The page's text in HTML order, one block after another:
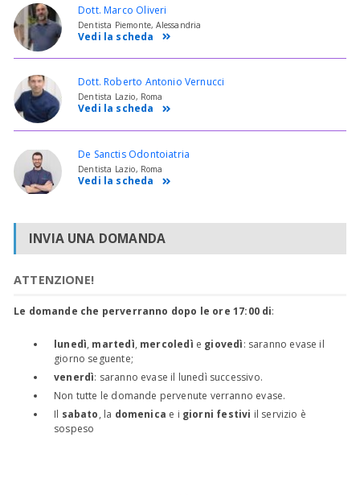
Dott. Marco Oliveri
Dentista Piemonte, Alessandria
Vedi la scheda
Dott. Roberto Antonio Vernucci
Dentista Lazio, Roma
Vedi la scheda
De Sanctis Odontoiatria
Dentista Lazio, Roma
Vedi la scheda
INVIA UNA DOMANDA
ATTENZIONE!
Le domande che perverranno dopo le ore 17:00 di:
lunedì, martedì, mercoledì e giovedì: saranno evase il
giorno seguente;
venerdì: saranno evase il lunedì successivo.
Non tutte le domande pervenute verranno evase.
Il sabato, la domenica e i giorni festivi il servizio è
sospeso